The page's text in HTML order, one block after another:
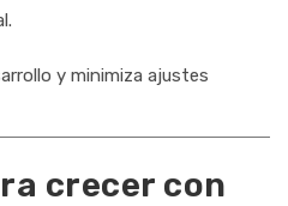
y minimiza ajustes
crecer con